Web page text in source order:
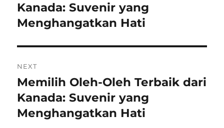
post:
Kanada: Suvenir yang
Menghangatkan Hati
NEXT
Next
post:
Memilih Oleh-Oleh Terbaik dari
Kanada: Suvenir yang
Menghangatkan Hati